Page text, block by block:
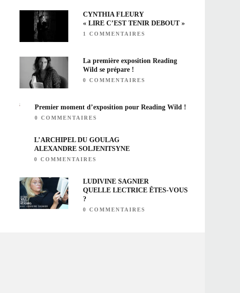
CYNTHIA FLEURY
« LIRE C’EST TENIR DEBOUT »
1 COMMENTAIRES
La première exposition Reading
Wild se prépare !
0 COMMENTAIRES
Premier moment d’exposition pour Reading Wild !
0 COMMENTAIRES
L’ARCHIPEL DU GOULAG
ALEXANDRE SOLJENITSYNE
0 COMMENTAIRES
LUDIVINE SAGNIER
QUELLE LECTRICE ÊTES-VOUS
?
0 COMMENTAIRES